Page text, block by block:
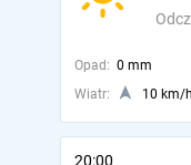
Opad: 0 mm
Wiatr:
10 km/h
20:00